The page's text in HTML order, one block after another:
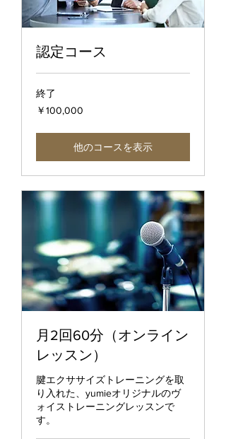
認定コース
終了
100,000
円
￥100,000
他のコースを表示
月2回60分（オンライン
レッスン）
腱エクササイズトレーニングを取
り入れた、yumieオリジナルのヴ
ォイストレーニングレッスンで
す。